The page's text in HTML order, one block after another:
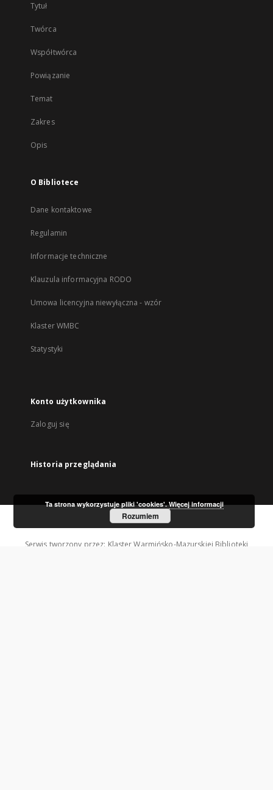
Tytuł
Twórca
Współtwórca
Powiązanie
Temat
Zakres
Opis
O Bibliotece
Dane kontaktowe
Regulamin
Informacje techniczne
Klauzula informacyjna RODO
Umowa licencyjna niewyłączna - wzór
Klaster WMBC
Statystyki
Konto użytkownika
Zaloguj się
Historia przeglądania
Serwis tworzony przez: Klaster Warmińsko-Mazurskiej Biblioteki
Ta strona wykorzystuje pliki 'cookies'.Więcej informacji
Rozumiem